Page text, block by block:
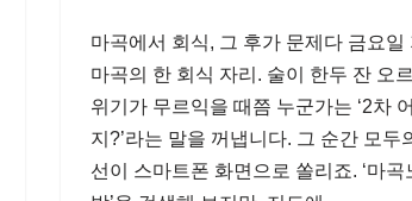
마곡에서 회식, 그 후가 문제다 금요일
마곡의 한 회식 자리. 술이 한두 잔 오
위기가 무르익을 때쯤 누군가는 ‘2차
지?’라는 말을 꺼냅니다. 그 순간 모두
선이 스마트폰 화면으로 쏠리죠. ‘마곡